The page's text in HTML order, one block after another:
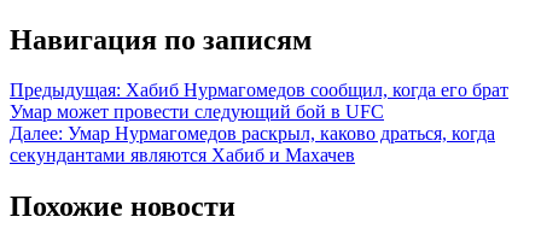
Навигация по записям
Предыдущая: Хабиб Нурмагомедов сообщил, когда его брат
Умар может провести следующий бой в UFC
Далее: Умар Нурмагомедов раскрыл, каково драться, когда
секундантами являются Хабиб и Махачев
Похожие новости